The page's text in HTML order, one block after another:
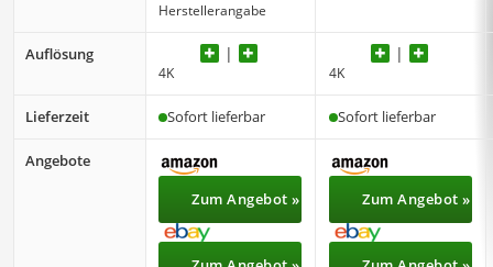
Herstellerangabe
Auflösung
4K 4K
Lieferzeit Sofort lieferbar Sofort lieferbar
Angebote
Zum Angebot »
Zum Angebot »